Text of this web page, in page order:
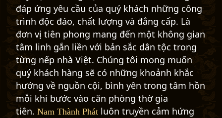
đáp ứng yêu cầu của quý khách những công
trình độc đáo, chất lượng và đẳng cấp. Là
đơn vị tiên phong mang đến một không gian
tâm linh gắn liền với bản sắc dân tộc trong
từng nếp nhà Việt. Chúng tôi mong muốn
quý khách hàng sẽ có những khoảnh khắc
hướng về nguồn cội, bình yên trong tâm hồn
mỗi khi bước vào căn phòng thờ gia
tiên. Nam Thành Phát luôn truyền cảm hứng